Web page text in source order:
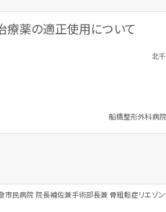
療薬の適正使用について
北
船橋整形外科病
市民病院 院長補佐兼手術部長兼 骨粗鬆症リエゾン